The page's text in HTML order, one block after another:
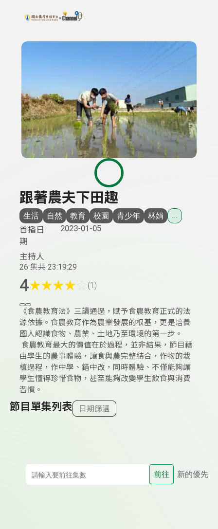
上方功能區塊
搜尋關鍵字：可輸入節目名稱、主持人或關鍵字
跟著農夫下田趣
生活 自然 教育 校園 青少年 林娟 ...
首播日
期
2023-01-05
主持人
26 集共 23:19:29
4★★★★ (1)
《食農教育法》三讀通過，賦予食農教育正式的法
源依據。食農教育作為農業發展的根基，更是培養
國人認識食物、農業、土地乃至環境的第一步。
食農教育最大的價值在於過程，並非結果，節目藉
由學生的農事體驗，讓食與農完整結合，作物的栽
植過程，作中學、錯中改，同時體驗、不僅能夠讓
學生懂得珍惜食物，甚至能夠改變學生飲食與消費
習慣。
節目單集列表 日期篩選
前往 新的優先